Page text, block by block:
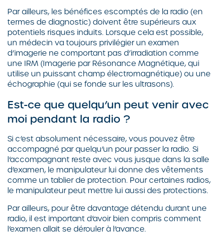
Par ailleurs, les bénéfices escomptés de la radio (en
termes de diagnostic) doivent être supérieurs aux
potentiels risques induits. Lorsque cela est possible,
un médecin va toujours privilégier un examen
d’imagerie ne comportant pas d’irradiation comme
une IRM (Imagerie par Résonance Magnétique, qui
utilise un puissant champ électromagnétique) ou une
échographie (qui se fonde sur les ultrasons).
Est-ce que quelqu’un peut venir avec
moi pendant la radio ?
Si c’est absolument nécessaire, vous pouvez être
accompagné par quelqu’un pour passer la radio. Si
l’accompagnant reste avec vous jusque dans la salle
d’examen, le manipulateur lui donne des vêtements
comme un tablier de protection. Pour certaines radios,
le manipulateur peut mettre lui aussi des protections.
Par ailleurs, pour être davantage détendu durant une
radio, il est important d’avoir bien compris comment
l’examen allait se dérouler à l’avance.